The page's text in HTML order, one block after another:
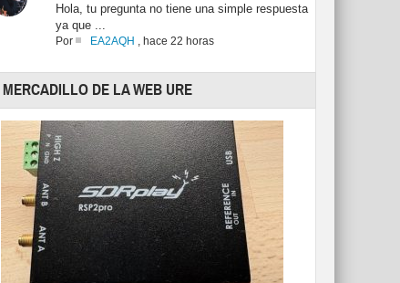
Hola, tu pregunta no tiene una simple respuesta
ya que ...
Por EA2AQH , hace 22 horas
MERCADILLO DE LA WEB URE